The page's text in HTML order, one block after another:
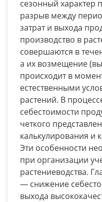
сезонный характер
разрыв между
затрат и выхода
производство в
совершаются в
а их возмещение
происходит в
естественными
растений. В
себестоимости
четкого
калькулирования и
Эти особенности
при организации
растениеводства.
— снижение
выхода